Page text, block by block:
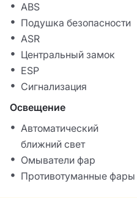
ABS
Подушка безопасности
ASR
Центральный замок
ESP
Сигнализация
Освещение
Автоматический
ближний свет
Омыватели фар
Противотуманные фары